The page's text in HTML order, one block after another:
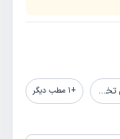
+
1 مطب دیگر